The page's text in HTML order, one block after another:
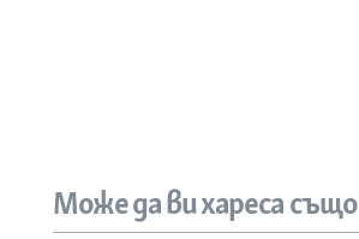
Може да ви хареса също